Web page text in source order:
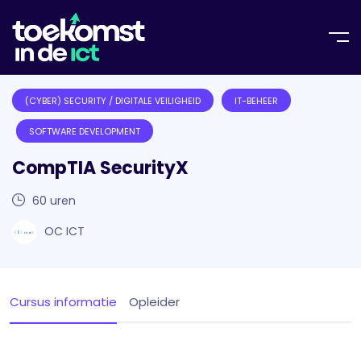
(CYBER) SECURITY / DIGITALE VEILIGHEID IT-BEHEER
SOFTWARE DEVELOPMENT
CompTIA SecurityX
60 uren
OC ICT
Cursus informatie Opleider